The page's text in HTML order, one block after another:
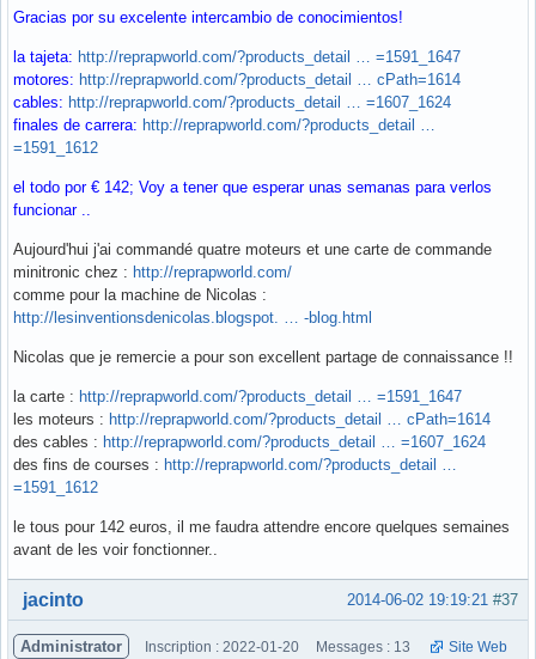
Gracias por su excelente intercambio de conocimientos!
la tajeta: http://reprapworld.com/?products_detail … =1591_1647
motores: http://reprapworld.com/?products_detail … cPath=1614
cables: http://reprapworld.com/?products_detail … =1607_1624
finales de carrera: http://reprapworld.com/?products_detail …
=1591_1612
el todo por € 142; Voy a tener que esperar unas semanas para verlos
funcionar ..
Aujourd'hui j'ai commandé quatre moteurs et une carte de commande
minitronic chez : http://reprapworld.com/
comme pour la machine de Nicolas :
http://lesinventionsdenicolas.blogspot. … -blog.html
Nicolas que je remercie a pour son excellent partage de connaissance !!
la carte : http://reprapworld.com/?products_detail … =1591_1647
les moteurs : http://reprapworld.com/?products_detail … cPath=1614
des cables : http://reprapworld.com/?products_detail … =1607_1624
des fins de courses : http://reprapworld.com/?products_detail …
=1591_1612
le tous pour 142 euros, il me faudra attendre encore quelques semaines
avant de les voir fonctionner..
Hors ligne #37
2014-06-02 19:19:21
jacinto
Administrator Inscription : 2022-01-20 Messages : 13 Site Web